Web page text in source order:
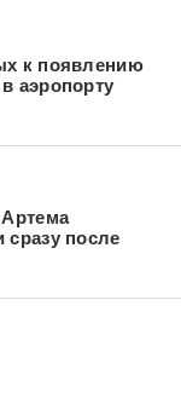
к появлению
аэропорту
после